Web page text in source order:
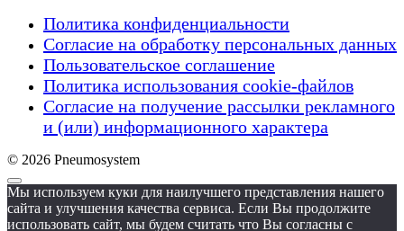
Политика конфиденциальности
Согласие на обработку персональных данных
Пользовательское соглашение
Политика использования cookie-файлов
Согласие на получение рассылки рекламного
и (или) информационного характера
© 2026 Pneumosystem
Мы используем куки для наилучшего представления нашего
сайта и улучшения качества сервиса. Если Вы продолжите
использовать сайт, мы будем считать что Вы согласны с